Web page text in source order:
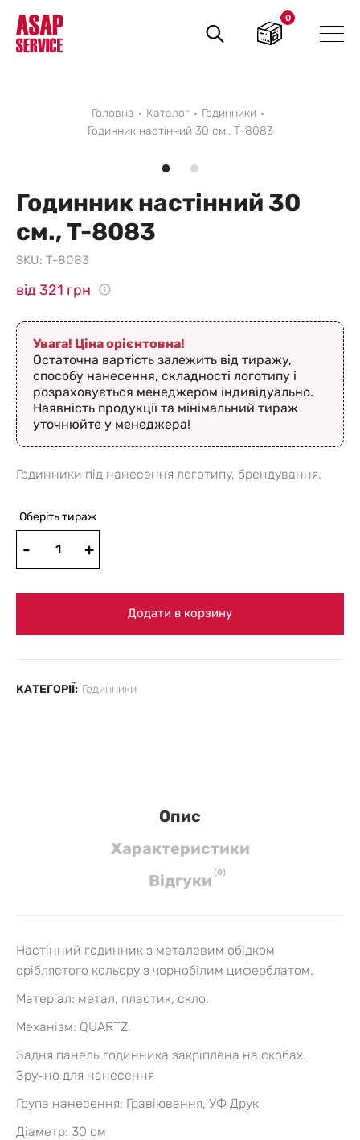
Пошук
товарів
0
Головна Каталог
Годинники
Годинник настінний 30 см., T-8083
Годинник настінний 30
см., T-8083
SKU: T-8083
від 321 грн
Увага! Ціна орієнтовна!
Остаточна вартість залежить від тиражу,
способу нанесення, складності логотипу і
розраховується менеджером індивідуально.
Наявність продукції та мінімальний тираж
уточнюйте у менеджера!
Годинники під нанесення логотипу, брендування.
Оберіть тираж
Додати в корзину
КАТЕГОРІЇ: Годинники
Опис
Характеристики
Вiдгуки (0)
Настінний годинник з металевим обідком
сріблястого кольору з чорнобілим циферблатом.
Матеріал: метал, пластик, склo.
Механізм: QUARTZ.
Задня панель годинника закріплена на скобах.
Зручно для нанесення
Група нанесення: Гравіювання, УФ Друк
Діаметр: 30 см